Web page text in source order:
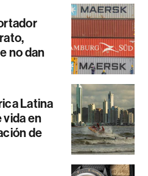
no dan
Latina
vida en
de